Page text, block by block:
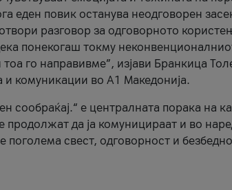
еден повик останува неодговорен
разговор за одговорното
понекогаш токму
го направивме”, изјави Бранкица
и комуникации во А1 Македонија.
сообраќај.“ е централната порака на
да ја комуницираат и во
свест, одговорност и